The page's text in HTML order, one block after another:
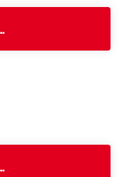
from ENPA
from ENPA